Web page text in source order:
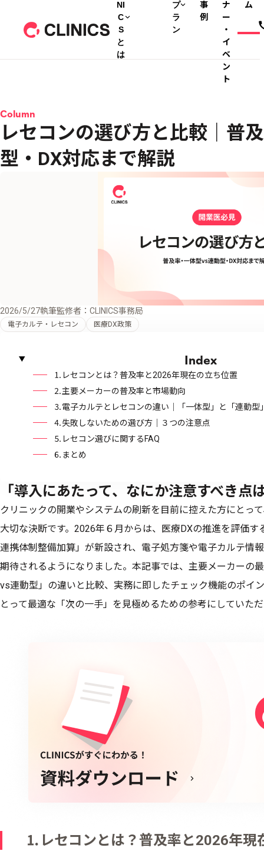
NI
C
S
と
は
プ
ラ
ン
事
例
ナ
ー
・
イ
ベ
ン
ト
ム
Column
レセコンの選び方と比較｜普
型・DX対応まで解説
2026/5/27執筆監修者：CLINICS事務局
電子カルテ・レセコン 医療DX政策
Index
⒈レセコンとは？普及率と2026年現在の立ち位置
⒉主要メーカーの普及率と市場動向
⒊電子カルテとレセコンの違い｜「一体型」と「連動型
⒋失敗しないための選び方｜３つの注意点
⒌レセコン選びに関するFAQ
⒍まとめ
「導入にあたって、なにか注意すべき点
クリニックの開業やシステムの刷新を目前に控えた方にとっ
大切な決断です。2026年６月からは、医療DXの推進を評価
連携体制整備加算」が新設され、電子処方箋や電子カルテ情
期待されるようになりました。本記事では、主要メーカーの
vs連動型」の違いと比較、実務に即したチェック機能のポイ
とって最適な「次の一手」を見極めるための参考にしていた
⒈レセコンとは？普及率と2026年現